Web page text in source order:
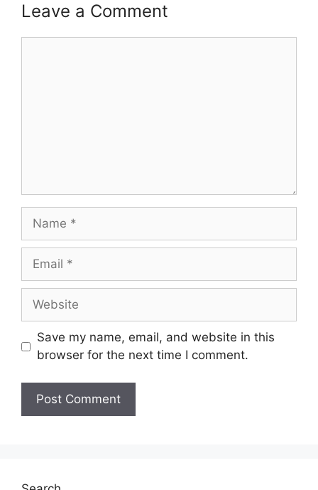
Leave a Comment
Name
Email
Website
Save my name, email, and website in this
browser for the next time I comment.